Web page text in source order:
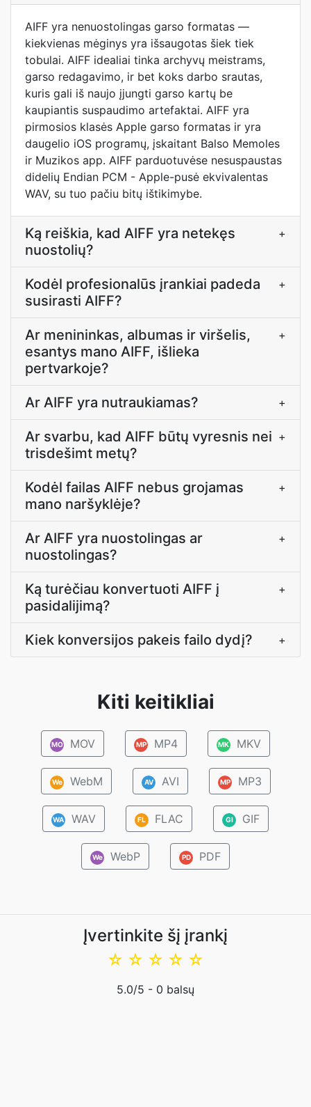
AIFF yra nenuostolingas garso formatas —
kiekvienas mėginys yra išsaugotas šiek tiek
tobulai. AIFF idealiai tinka archyvų meistrams,
garso redagavimo, ir bet koks darbo srautas,
kuris gali iš naujo įjungti garso kartų be
kaupiantis suspaudimo artefaktai. AIFF yra
pirmosios klasės Apple garso formatas ir yra
daugelio iOS programų, įskaitant Balso Memoles
ir Muzikos app. AIFF parduotuvėse nesuspaustas
didelių Endian PCM - Apple-pusė ekvivalentas
WAV, su tuo pačiu bitų ištikimybe.
Ką reiškia, kad AIFF yra netekęs
nuostolių?
+
Kodėl profesionalūs įrankiai padeda
susirasti AIFF?
+
Ar menininkas, albumas ir viršelis,
esantys mano AIFF, išlieka
pertvarkoje?
+
Ar AIFF yra nutraukiamas? +
Ar svarbu, kad AIFF būtų vyresnis nei
trisdešimt metų?
+
Kodėl failas AIFF nebus grojamas
mano naršyklėje?
+
Ar AIFF yra nuostolingas ar
nuostolingas?
+
Ką turėčiau konvertuoti AIFF į
pasidalijimą?
+
Kiek konversijos pakeis failo dydį? +
Kiti keitikliai
MO MOV MP MP4 MK MKV
We WebM AV AVI MP MP3
WA WAV FL FLAC GI GIF
We WebP PD PDF
Įvertinkite šį įrankį
☆
☆
☆
☆
☆
5.0/5 - 0 balsų